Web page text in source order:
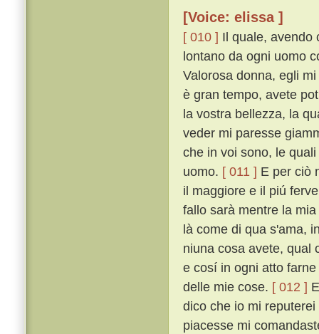
[Voice: elissa ]
[ 010 ] Il quale, avendo
lontano da ogni uomo
Valorosa donna, egli
è gran tempo, avete
la vostra bellezza, la
veder mi paresse
che in voi sono, le
uomo. [ 011 ] E per ciò
il maggiore e il piú
fallo sarà mentre la
là come di qua s'ama,
niuna cosa avete, qual
e cosí in ogni atto
delle mie cose. [ 012 ]
dico che io mi
piacesse mi